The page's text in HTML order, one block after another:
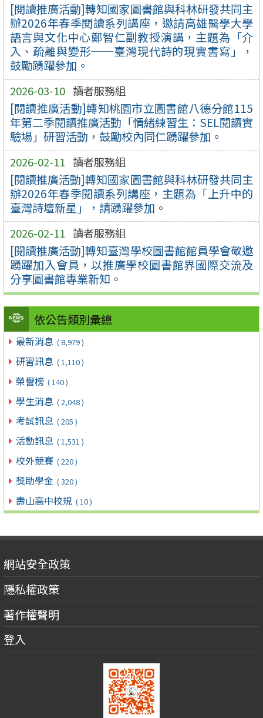
[閱讀推廣活動]轉知國家圖書館與科林研發共同主
辦2026年春季閱讀系列講座，邀請高雄醫學大學
語言與文化中心鄭智仁副教授演講，主題為「介
入、疏離與變形──臺灣現代詩的現實書寫」，
鼓勵踴躍參加。
2026-03-10 讀者服務組
[閱讀推廣活動]轉知桃園市立圖書館八德分館115
年第二季閱讀推廣活動「情緒練習生：SEL閱讀實
驗場」研習活動，鼓勵校內同仁踴躍參加。
2026-02-11 讀者服務組
[閱讀推廣活動]轉知國家圖書館與科林研發共同主
辦2026年春季閱讀系列講座，主題為「上升中的
臺灣詩壇新星」，請踴躍參加。
2026-02-11 讀者服務組
[閱讀推廣活動]轉知臺灣學校圖書館館員學會敬邀
踴躍加入會員，以推廣學校圖書館界國際交流及
分享圖書館專業新知。
依公告類別彙總
最新消息 ( 8,979 )
研習訊息 ( 1,110 )
榮譽榜 ( 140 )
學生消息 ( 2,048 )
考試訊息 ( 205 )
活動訊息 ( 1,531 )
校外競賽 ( 220 )
獎助學金 ( 320 )
壽山高中校規 ( 10 )
網站安全政策
隱私權政策
著作權聲明
登入